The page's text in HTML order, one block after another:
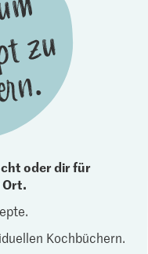
oder dir für
Ort.
Kochbüchern.